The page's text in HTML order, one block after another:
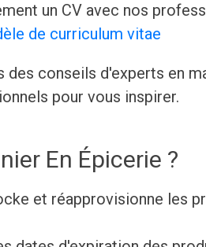
un CV avec nos
de curriculum vitae
des conseils d'experts en
pour vous inspirer.
En Épicerie ?
et réapprovisionne les